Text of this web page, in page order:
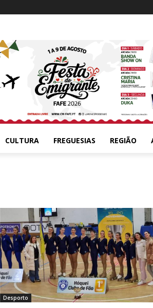
CULTURA FREGUESIAS REGIÃO
Desporto